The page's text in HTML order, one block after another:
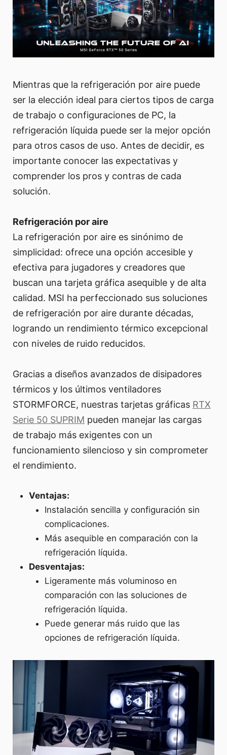
Mientras que la refrigeración por aire puede
ser la elección ideal para ciertos tipos de carga
de trabajo o configuraciones de PC, la
refrigeración líquida puede ser la mejor opción
para otros casos de uso. Antes de decidir, es
importante conocer las expectativas y
comprender los pros y contras de cada
solución.
Refrigeración por aire
La refrigeración por aire es sinónimo de
simplicidad: ofrece una opción accesible y
efectiva para jugadores y creadores que
buscan una tarjeta gráfica asequible y de alta
calidad. MSI ha perfeccionado sus soluciones
de refrigeración por aire durante décadas,
logrando un rendimiento térmico excepcional
con niveles de ruido reducidos.
Gracias a diseños avanzados de disipadores
térmicos y los últimos ventiladores
STORMFORCE, nuestras tarjetas gráficas RTX
Serie 50 SUPRIM pueden manejar las cargas
de trabajo más exigentes con un
funcionamiento silencioso y sin comprometer
el rendimiento.
Ventajas:
Instalación sencilla y configuración sin
complicaciones.
Más asequible en comparación con la
refrigeración líquida.
Desventajas:
Ligeramente más voluminoso en
comparación con las soluciones de
refrigeración líquida.
Puede generar más ruido que las
opciones de refrigeración líquida.